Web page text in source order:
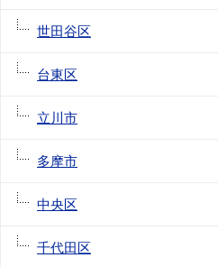
世田谷区
台東区
立川市
多摩市
中央区
千代田区